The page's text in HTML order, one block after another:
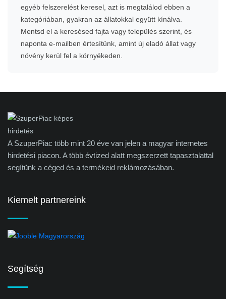
egyéb felszerelést keresel, azt is megtalálod ebben a
kategóriában, gyakran az állatokkal együtt kínálva.
Mentsd el a keresésed fajta vagy település szerint, és
naponta e-mailben értesítünk, amint új eladó állat vagy
növény kerül fel a környékeden.
A SzuperPiac több mint 20 éve van jelen a magyar internetes
hirdetési piacon. A több évtized alatt megszerzett tapasztalattal
segítünk a céged és a termékeid reklámozásában.
Kiemelt partnereink
Segítség